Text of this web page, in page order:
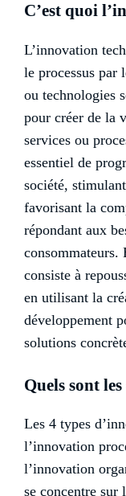
C’est quoi
L’innovation
le processus par
ou technologies
pour créer de la
services ou
essentiel de
société,
favorisant la
répondant aux
consiste à
en utilisant la
développement
solutions
Quels sont
Les 4 types
l’innovation
l’innovation
se concentre sur